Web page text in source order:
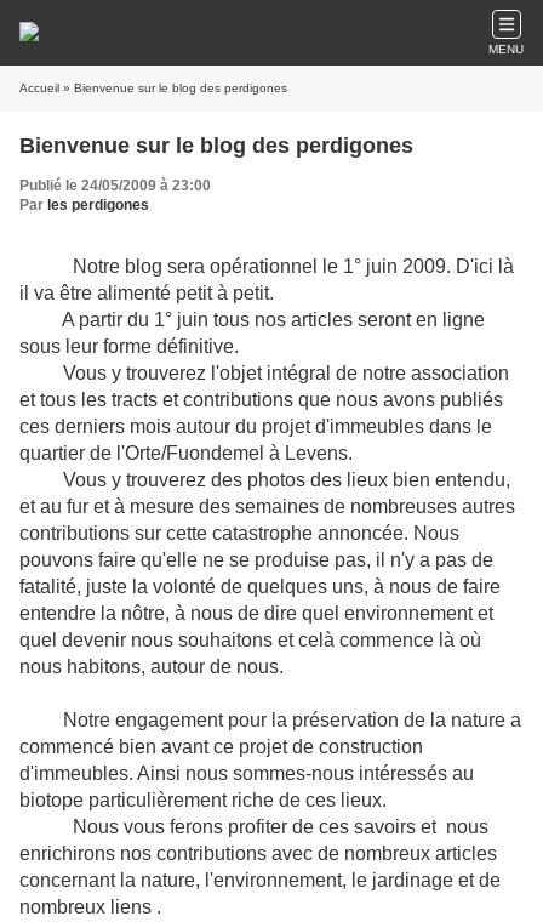
MENU
Accueil » Bienvenue sur le blog des perdigones
Bienvenue sur le blog des perdigones
Publié le 24/05/2009 à 23:00
Par les perdigones
Notre blog sera opérationnel le 1° juin 2009. D'ici là
il va être alimenté petit à petit.
A partir du 1° juin tous nos articles seront en ligne
sous leur forme définitive.
Vous y trouverez l'objet intégral de notre association
et tous les tracts et contributions que nous avons publiés
ces derniers mois autour du projet d'immeubles dans le
quartier de l'Orte/Fuondemel à Levens.
Vous y trouverez des photos des lieux bien entendu,
et au fur et à mesure des semaines de nombreuses autres
contributions sur cette catastrophe annoncée. Nous
pouvons faire qu'elle ne se produise pas, il n'y a pas de
fatalité, juste la volonté de quelques uns, à nous de faire
entendre la nôtre, à nous de dire quel environnement et
quel devenir nous souhaitons et celà commence là où
nous habitons, autour de nous.
Notre engagement pour la préservation de la nature a
commencé bien avant ce projet de construction
d'immeubles. Ainsi nous sommes-nous intéressés au
biotope particulièrement riche de ces lieux.
Nous vous ferons profiter de ces savoirs et nous
enrichirons nos contributions avec de nombreux articles
concernant la nature, l'environnement, le jardinage et de
nombreux liens .